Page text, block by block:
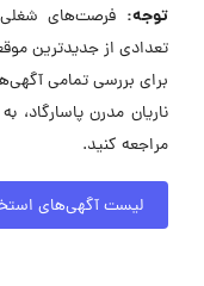
توجه: فرصت‌های
تعدادی از جدیدترین
برای بررسی تمامی
ناریان مدرن
مراجعه کنید.
لیست آگهی‌های